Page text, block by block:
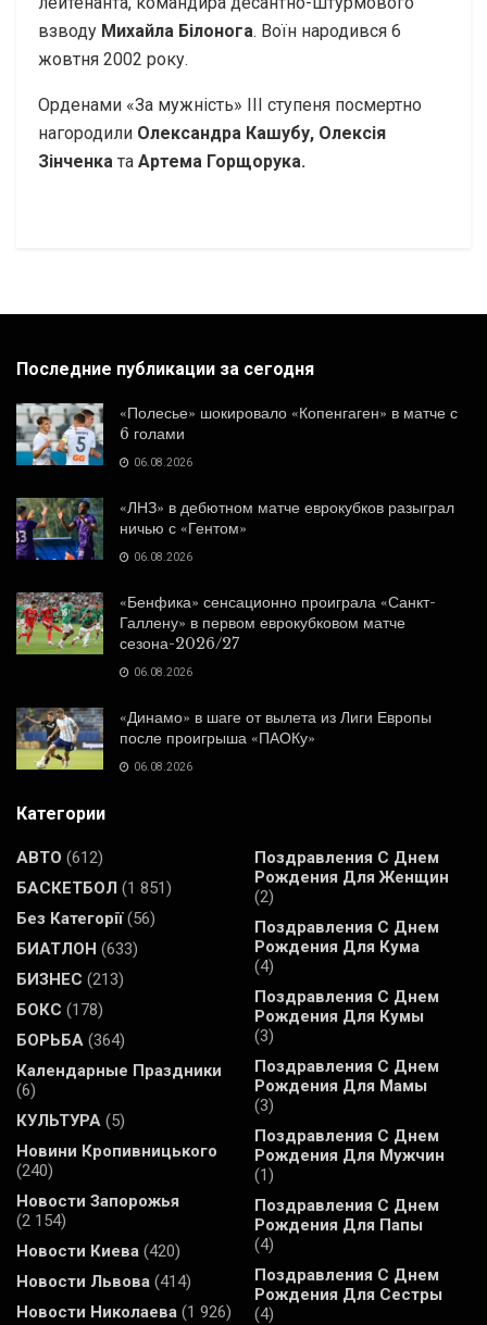
взводу Михайла Білонога. Воїн народився 6
жовтня 2002 року.
Орденами «За мужність» ІІІ ступеня посмертно
нагородили Олександра Кашубу, Олексія
Зінченка та Артема Горщорука.
Последние публикации за сегодня
«Полесье» шокировало «Копенгаген» в матче с
6 голами
06.08.2026
«ЛНЗ» в дебютном матче еврокубков разыграл
ничью с «Гентом»
06.08.2026
«Бенфика» сенсационно проиграла «Санкт-
Галлену» в первом еврокубковом матче
сезона-2026/27
06.08.2026
«Динамо» в шаге от вылета из Лиги Европы
после проигрыша «ПАОКу»
06.08.2026
Категории
АВТО (612)
БАСКЕТБОЛ (1 851)
Без Категорії(56)
БИАТЛОН (633)
БИЗНЕС (213)
БОКС (178)
БОРЬБА (364)
Календарные Праздники
(6)
КУЛЬТУРА (5)
Новини Кропивницького
(240)
Новости Запорожья
(2 154)
Новости Киева (420)
Новости Львова (414)
Новости Николаева (1 926)
Поздравления С Днем
Рождения Для Женщин
(2)
Поздравления С Днем
Рождения Для Кума
(4)
Поздравления С Днем
Рождения Для Кумы
(3)
Поздравления С Днем
Рождения Для Мамы
(3)
Поздравления С Днем
Рождения Для Мужчин
(1)
Поздравления С Днем
Рождения Для Папы
(4)
Поздравления С Днем
Рождения Для Сестры
(4)